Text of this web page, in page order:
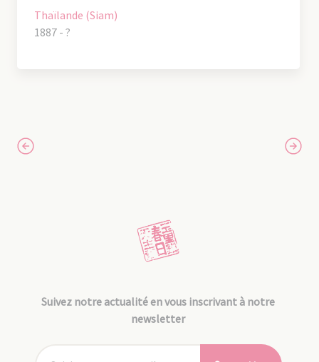
Thaïlande (Siam)
1887 - ?
Suivez notre actualité en vous inscrivant à notre
newsletter